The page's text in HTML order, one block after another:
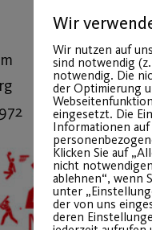
Wir
Wir nutzen auf
sind notwendig
notwendig. Die
der Optimierung
eingesetzt. Die
Informationen auf
Klicken Sie auf
nicht
ablehnen“, wenn
unter
der von uns
deren